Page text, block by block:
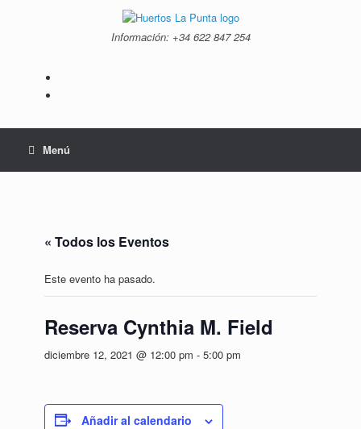
Información: +34 ‭622 847 254‬
Menú
« Todos los Eventos
Este evento ha pasado.
Reserva Cynthia M. Field
diciembre 12, 2021 @ 12:00 pm - 5:00 pm
Añadir al calendario